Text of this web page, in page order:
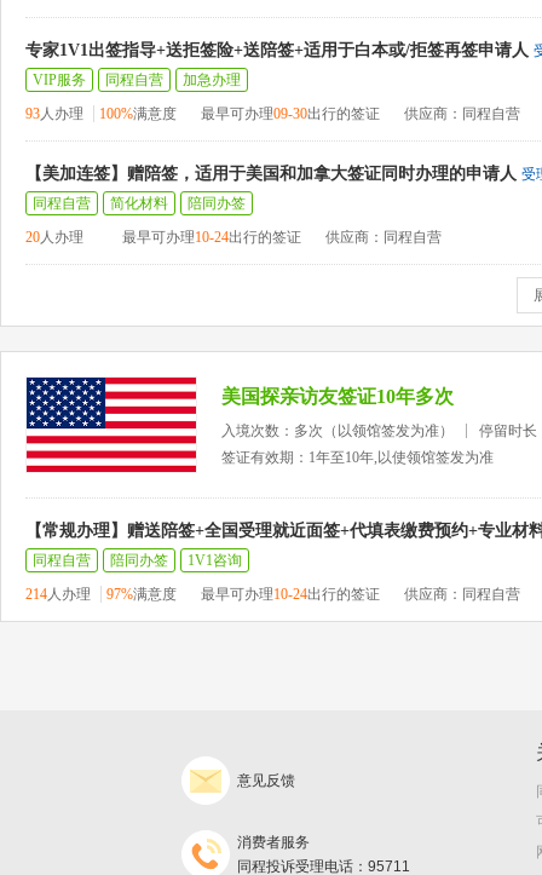
专家1V1出签指导+送拒签险+送陪签+适用于白本或/拒签再签申请人
VIP服务
同程自营
加急办理
93人办理 100%满意度 最早可办理09-30出行的签证 供应商：同程自营
【美加连签】赠陪签，适用于美国和加拿大签证同时办理的申请人 受
同程自营
简化材料
陪同办签
20人办理 最早可办理10-24出行的签证 供应商：同程自营
美国探亲访友签证10年多次
入境次数：多次（以领馆签发为准）
停留时长
签证有效期：1年至10年,以使领馆签发为准
【常规办理】赠送陪签+全国受理就近面签+代填表缴费预约+专业材
同程自营 陪同办签
1V1咨询
214人办理 97%满意度 最早可办理10-24出行的签证 供应商：同程自营
意见反馈
消费者服务
同程投诉受理电话：95711